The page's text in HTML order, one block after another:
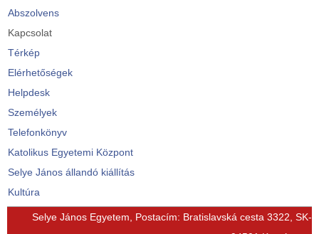
Abszolvens
Kapcsolat
Térkép
Elérhetőségek
Helpdesk
Személyek
Telefonkönyv
Katolikus Egyetemi Központ
Selye János állandó kiállítás
Kultúra
© FreeJoomla! 3 Modules - by VinaGecko.com
Selye János Egyetem, Postacím: Bratislavská cesta 3322, SK-